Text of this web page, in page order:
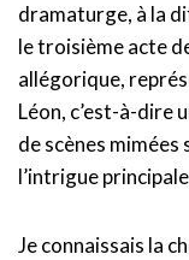
dramaturge, à la
le troisième acte
allégorique,
Léon, c’est-à-dire
de scènes
l’intrigue
Je connaissais la